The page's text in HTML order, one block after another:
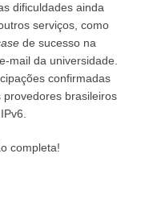
dificuldades ainda
serviços, como
de sucesso na
mail da universidade.
confirmadas
brasileiros
completa!